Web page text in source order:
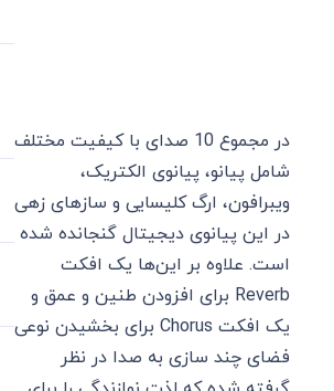
در مجموع 10 صدای با کیفیت مختلف
شامل پیانو، پیانوی الکتریک،
ویبرافون، ارگ کلیسایی و سازهای زهی
در این پیانوی دیجیتال گنجانده شده
است. علاوه بر این‌ها یک افکت
Reverb برای افزودن طنین و عمق و
یک افکت Chorus برای بخشیدن نوعی
فضای چند سازی به صدا در نظر